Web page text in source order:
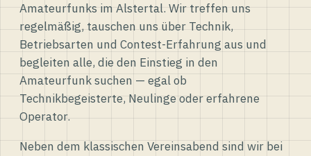
Amateurfunks im Alstertal. Wir treffen uns
regelmäßig, tauschen uns über Technik,
Betriebsarten und Contest-Erfahrung aus und
begleiten alle, die den Einstieg in den
Amateurfunk suchen — egal ob
Technikbegeisterte, Neulinge oder erfahrene
Operator.
Neben dem klassischen Vereinsabend sind wir bei